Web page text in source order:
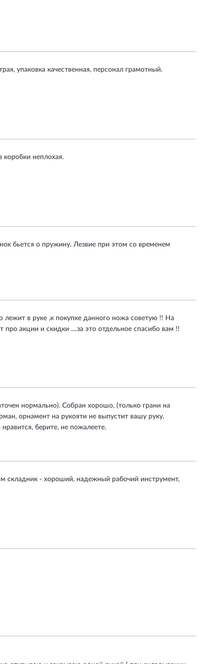
упаковка качественная, персонал грамотный.
коробки неплохая.
бьется о пружину. Лезвие при этом со временем
лежит в руке ,к покупке данного ножа советую !! На
акции и скидки ....за это отдельное спасибо вам !!
нормально). Собран хорошо, (только грани на
орнамент на рукояти не выпустит вашу руку.
берите, не пожалеете.
складник - хороший, надежный рабочий инструмент,